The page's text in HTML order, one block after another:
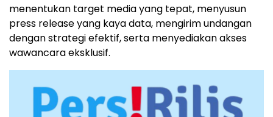
menentukan target media yang tepat, menyusun
press release yang kaya data, mengirim undangan
dengan strategi efektif, serta menyediakan akses
wawancara eksklusif.